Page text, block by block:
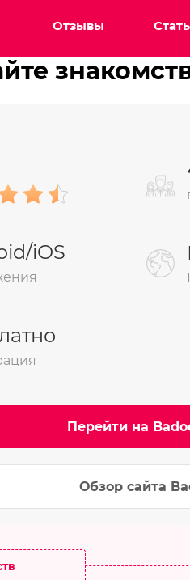
Отзывы
iOS
Перейти на
Обзор сайта